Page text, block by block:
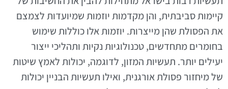
קיימות סביבתית, והן מקדמות יוזמות שמיועדות לצמצם
את הפסולת שהן מייצרות. יוזמות אלו כוללות שימוש
בחומרים מתחדשים, טכנולוגיות נקיות ותהליכי ייצור
יעילים יותר. תעשיות המזון, לדוגמה, יכולות לאמץ שיטות
של מיחזור פסולת אורגנית, ואילו תעשיות הבניין יכולות